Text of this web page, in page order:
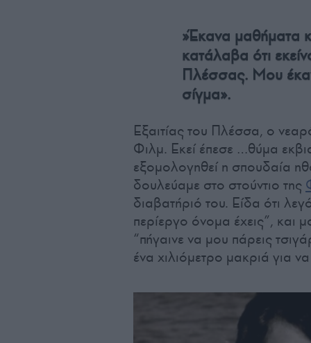
»Έκανα μαθήματα
κατάλαβα ότι
Πλέσσας. Μου
σίγμα».
Εξαιτίας του Πλέσσα, ο
Φιλμ. Εκεί έπεσε …θύμα
εξομολογηθεί η σπουδαία
δουλεύαμε στο στούντιο της
διαβατήριό του. Είδα ότι
περίεργο όνομα έχεις”, και
“πήγαινε να μου πάρεις
ένα χιλιόμετρο μακριά για